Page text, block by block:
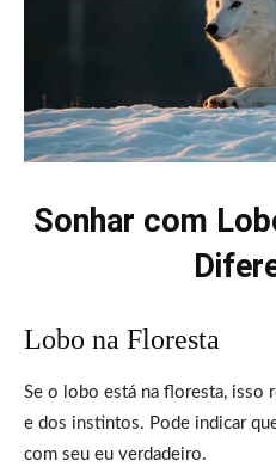
Sonhar com
Lobo na Floresta
Se o lobo está na floresta, isso
e dos instintos. Pode indicar
com seu eu verdadeiro.